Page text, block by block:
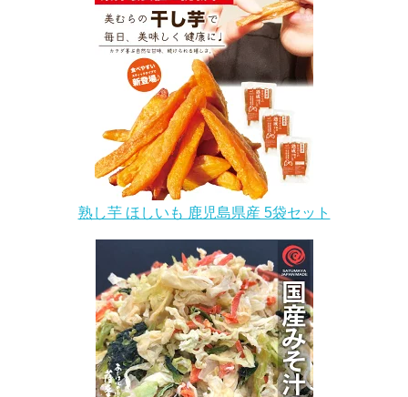
熟し芋 ほしいも 鹿児島県産 5袋セット